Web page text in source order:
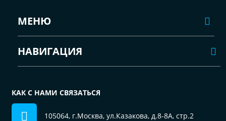
МЕНЮ
НАВИГАЦИЯ
КАК С НАМИ СВЯЗАТЬСЯ
105064, г.Москва, ул.Казакова, д.8-8А, стр.2